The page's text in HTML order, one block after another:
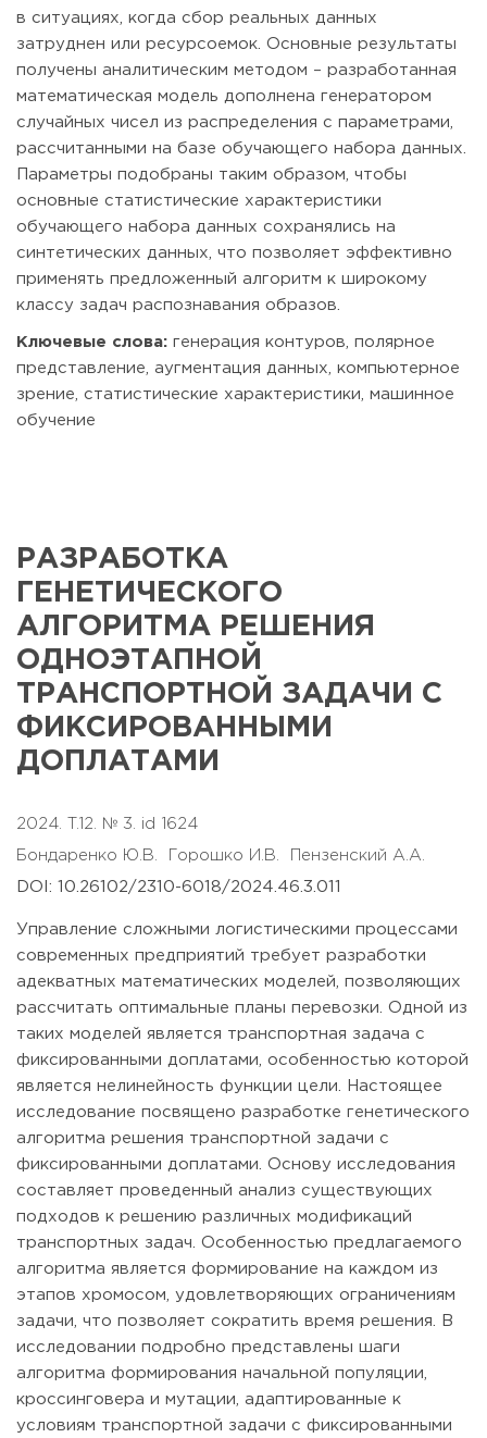
в ситуациях, когда сбор реальных данных
затруднен или ресурсоемок. Основные результаты
получены аналитическим методом – разработанная
математическая модель дополнена генератором
случайных чисел из распределения с параметрами,
рассчитанными на базе обучающего набора данных.
Параметры подобраны таким образом, чтобы
основные статистические характеристики
обучающего набора данных сохранялись на
синтетических данных, что позволяет эффективно
применять предложенный алгоритм к широкому
классу задач распознавания образов.
Ключевые слова: генерация контуров, полярное
представление, аугментация данных, компьютерное
зрение, статистические характеристики, машинное
обучение
РАЗРАБОТКА
ГЕНЕТИЧЕСКОГО
АЛГОРИТМА РЕШЕНИЯ
ОДНОЭТАПНОЙ
ТРАНСПОРТНОЙ ЗАДАЧИ С
ФИКСИРОВАННЫМИ
ДОПЛАТАМИ
2024. T.12. № 3. id 1624
Бондаренко Ю.В. Горошко И.В. Пензенский А.А.
DOI: 10.26102/2310-6018/2024.46.3.011
Управление сложными логистическими процессами
современных предприятий требует разработки
адекватных математических моделей, позволяющих
рассчитать оптимальные планы перевозки. Одной из
таких моделей является транспортная задача с
фиксированными доплатами, особенностью которой
является нелинейность функции цели. Настоящее
исследование посвящено разработке генетического
алгоритма решения транспортной задачи с
фиксированными доплатами. Основу исследования
составляет проведенный анализ существующих
подходов к решению различных модификаций
транспортных задач. Особенностью предлагаемого
алгоритма является формирование на каждом из
этапов хромосом, удовлетворяющих ограничениям
задачи, что позволяет сократить время решения. В
исследовании подробно представлены шаги
алгоритма формирования начальной популяции,
кроссинговера и мутации, адаптированные к
условиям транспортной задачи с фиксированными